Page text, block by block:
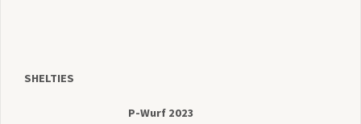
SHELTIES
P-Wurf 2023